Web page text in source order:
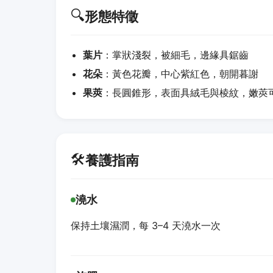
🔍形態特徵
葉片 ：掌狀淺裂，被細毛，邊緣具鋸齒
花朵 ：黃色花瓣，中心紫紅色，朝開暮謝
果莢 ：長圓錐形，表面具絨毛與棱紋，嫩莢
🛠️養護指南
澆水
保持土壤濕潤，每 3–4 天澆水一次